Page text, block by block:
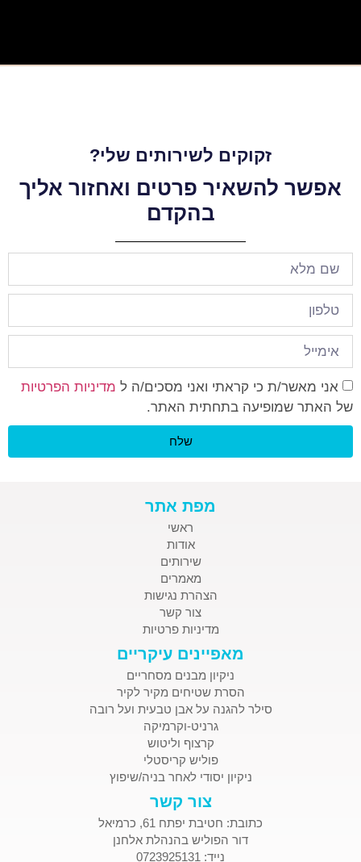
זקוקים לשירותים שלי?
אפשר להשאיר פרטים ואחזור אליך
בהקדם
אני מאשר/ת כי קראתי ואני מסכים/ה ל מדיניות הפרטיות
של האתר שמופיעה בתחתית האתר.
שלח
מפת אתר
ראשי
אודות
שירותים
מאמרים
הצהרת נגישות
צור קשר
מדיניות פרטיות
מאפיינים עיקריים
ניקיון מבנים מסחריים
הסרת שטיחים מקיר לקיר
סילר להגנה על אבן טבעית ועל רובה
גרניט-וקרמיקה
קרצוף וליטוש
פוליש קריסטלי
ניקיון יסודי לאחר בניה/שיפוץ
צור קשר
כתובת: חטיבת יפתח 61, כרמיאל
דור הפוליש בהנהלת אלחנן
נייד: 0723925131